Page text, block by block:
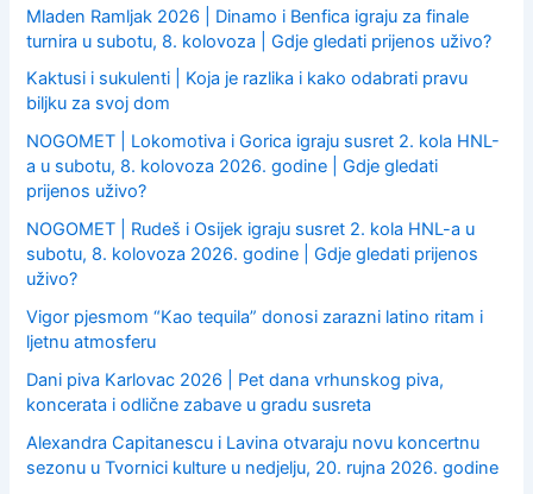
Mladen Ramljak 2026 | Dinamo i Benfica igraju za finale
turnira u subotu, 8. kolovoza | Gdje gledati prijenos uživo?
Kaktusi i sukulenti | Koja je razlika i kako odabrati pravu
biljku za svoj dom
NOGOMET | Lokomotiva i Gorica igraju susret 2. kola HNL-
a u subotu, 8. kolovoza 2026. godine | Gdje gledati
prijenos uživo?
NOGOMET | Rudeš i Osijek igraju susret 2. kola HNL-a u
subotu, 8. kolovoza 2026. godine | Gdje gledati prijenos
uživo?
Vigor pjesmom “Kao tequila” donosi zarazni latino ritam i
ljetnu atmosferu
Dani piva Karlovac 2026 | Pet dana vrhunskog piva,
koncerata i odlične zabave u gradu susreta
Alexandra Capitanescu i Lavina otvaraju novu koncertnu
sezonu u Tvornici kulture u nedjelju, 20. rujna 2026. godine